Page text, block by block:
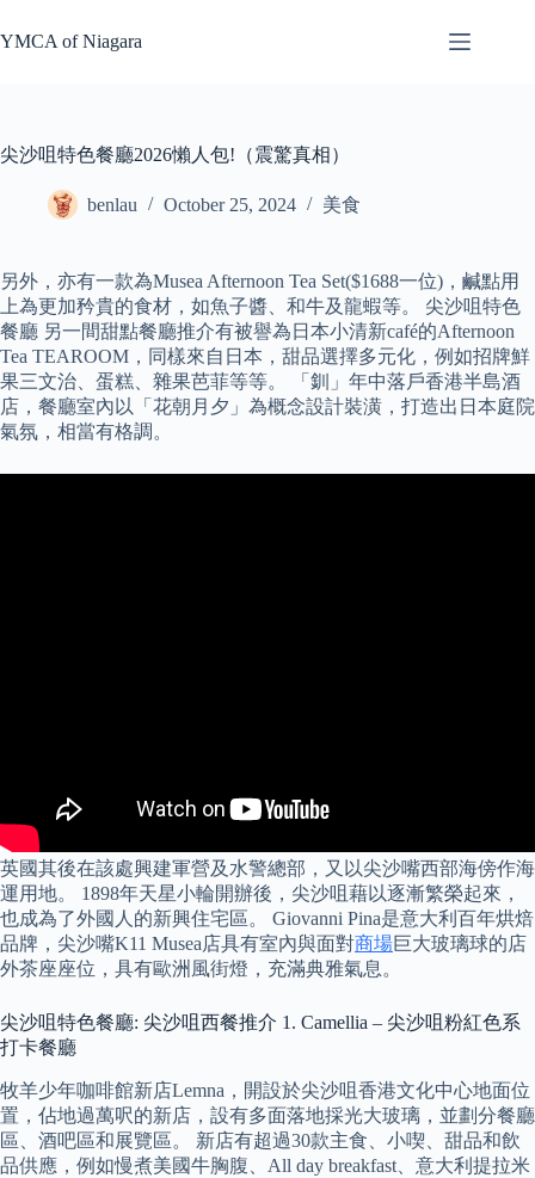
to
content
YMCA of Niagara
尖沙咀特色餐廳2026懶人包!（震驚真相）
benlau October 25, 2024 美食
另外，亦有一款為Musea Afternoon Tea Set($1688一位)，鹹點用
上為更加矜貴的食材，如魚子醬、和牛及龍蝦等。 尖沙咀特色
餐廳 另一間甜點餐廳推介有被譽為日本小清新café的Afternoon
Tea TEAROOM，同樣來自日本，甜品選擇多元化，例如招牌鮮
果三文治、蛋糕、雜果芭菲等等。 「釧」年中落戶香港半島酒
店，餐廳室內以「花朝月夕」為概念設計裝潢，打造出日本庭院
氣氛，相當有格調。
英國其後在該處興建軍營及水警總部，又以尖沙嘴西部海傍作海
運用地。 1898年天星小輪開辦後，尖沙咀藉以逐漸繁榮起來，
也成為了外國人的新興住宅區。 Giovanni Pina是意大利百年烘焙
品牌，尖沙嘴K11 Musea店具有室內與面對商場巨大玻璃球的店
外茶座座位，具有歐洲風街燈，充滿典雅氣息。
尖沙咀特色餐廳: 尖沙咀西餐推介 1. Camellia – 尖沙咀粉紅色系
打卡餐廳
牧羊少年咖啡館新店Lemna，開設於尖沙咀香港文化中心地面位
置，佔地過萬呎的新店，設有多面落地採光大玻璃，並劃分餐廳
區、酒吧區和展覽區。 新店有超過30款主食、小喫、甜品和飲
品供應，例如慢煮美國牛胸腹、All day breakfast、意大利提拉米